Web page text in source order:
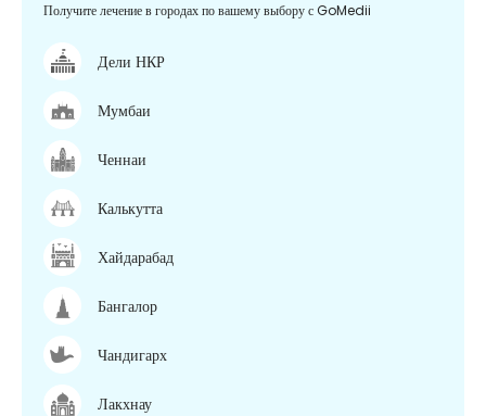
Получите лечение в городах по вашему выбору с GoMedii
Дели НКР
Мумбаи
Ченнаи
Калькутта
Хайдарабад
Бангалор
Чандигарх
Лакхнау